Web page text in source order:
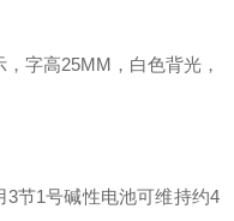
字高25MM，白色背光，
节1号碱性电池可维持约4